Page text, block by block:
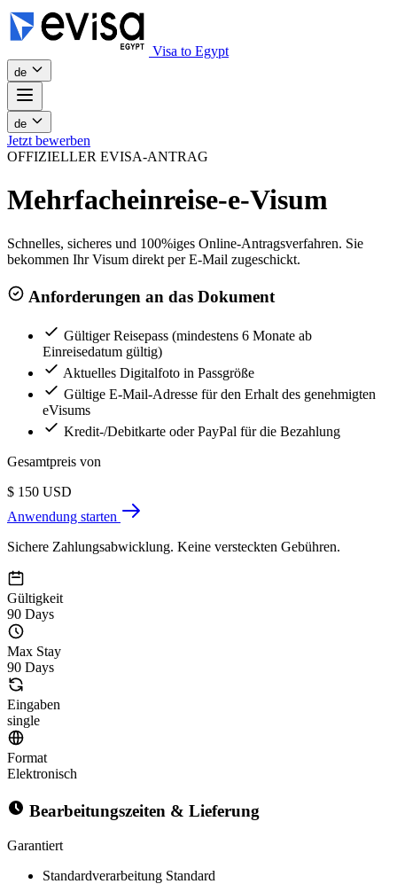
Visa to Egypt
de
de
Jetzt bewerben
OFFIZIELLER EVISA-ANTRAG
Mehrfacheinreise-e-Visum
Schnelles, sicheres und 100%iges Online-Antragsverfahren. Sie
bekommen Ihr Visum direkt per E-Mail zugeschickt.
Anforderungen an das Dokument
Gültiger Reisepass (mindestens 6 Monate ab
Einreisedatum gültig)
Aktuelles Digitalfoto in Passgröße
Gültige E-Mail-Adresse für den Erhalt des genehmigten
eVisums
Kredit-/Debitkarte oder PayPal für die Bezahlung
Gesamtpreis von
$ 150 USD
Anwendung starten
Sichere Zahlungsabwicklung. Keine versteckten Gebühren.
Gültigkeit
90 Days
Max Stay
90 Days
Eingaben
single
Format
Elektronisch
Bearbeitungszeiten & Lieferung
Garantiert
Standardverarbeitung Standard